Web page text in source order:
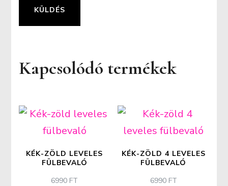
Kapcsolódó termékek
KÉK-ZÖLD LEVELES
FÜLBEVALÓ
6990 FT
KÉK-ZÖLD 4 LEVELES
FÜLBEVALÓ
6990 FT